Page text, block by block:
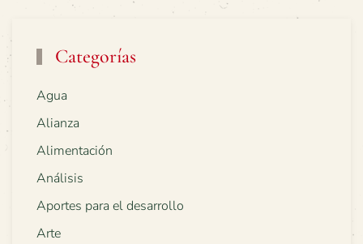
Categorías
Agua
Alianza
Alimentación
Análisis
Aportes para el desarrollo
Arte